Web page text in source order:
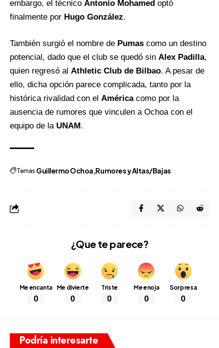
embargo, el técnico Antonio Mohamed optó
finalmente por Hugo González.
También surgió el nombre de Pumas como un destino
potencial, dado que el club se quedó sin Alex Padilla,
quien regresó al Athletic Club de Bilbao. A pesar de
ello, dicha opción parece complicada, tanto por la
histórica rivalidad con el Américacomo por la
ausencia de rumores que vinculen a Ochoa con el
equipo de la UNAM.
Temas Guillermo Ochoa Rumores y Altas/Bajas
¿Que te parece?
Me encanta
0
Me divierte
0
Triste
0
Me enoja
0
Sorpresa
0
Podría interesarte